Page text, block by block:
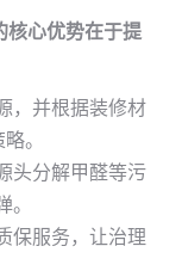
核心优势在于提
，并根据装修材
。
头分解甲醛等污
。
保服务，让治理